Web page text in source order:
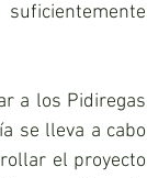
a los Pidiregas
se lleva a cabo
el proyecto